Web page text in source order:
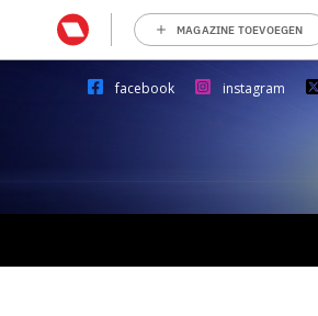
MAGAZINE TOEVOEGEN
facebook instagram